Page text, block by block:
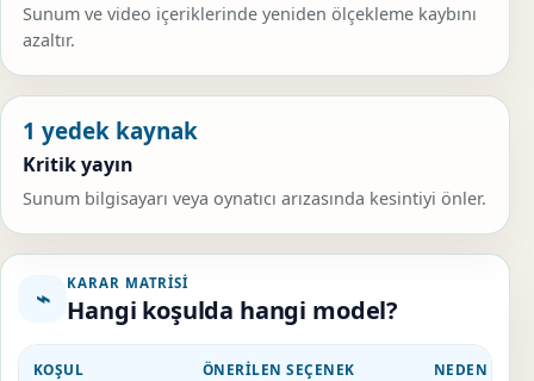
Sunum ve video içeriklerinde yeniden ölçekleme kaybını
azaltır.
1 yedek kaynak
Kritik yayın
Sunum bilgisayarı veya oynatıcı arızasında kesintiyi önler.
⌁ KARAR MATRISI
Hangi koşulda hangi model?
KOŞUL ÖNERILEN SEÇENEK NEDEN